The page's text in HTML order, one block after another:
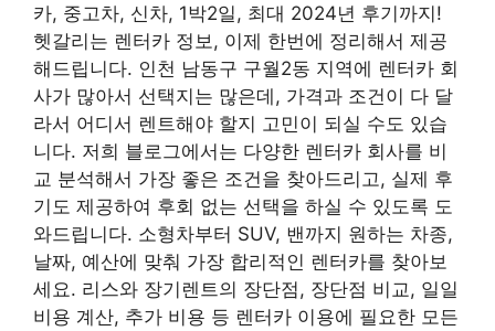
카, 중고차, 신차, 1박2일, 최대 2024년 후기까지!
헷갈리는 렌터카 정보, 이제 한번에 정리해서 제공
해드립니다. 인천 남동구 구월2동 지역에 렌터카 회
사가 많아서 선택지는 많은데, 가격과 조건이 다 달
라서 어디서 렌트해야 할지 고민이 되실 수도 있습
니다. 저희 블로그에서는 다양한 렌터카 회사를 비
교 분석해서 가장 좋은 조건을 찾아드리고, 실제 후
기도 제공하여 후회 없는 선택을 하실 수 있도록 도
와드립니다. 소형차부터 SUV, 밴까지 원하는 차종,
날짜, 예산에 맞춰 가장 합리적인 렌터카를 찾아보
세요. 리스와 장기렌트의 장단점, 장단점 비교, 일일
비용 계산, 추가 비용 등 렌터카 이용에 필요한 모든